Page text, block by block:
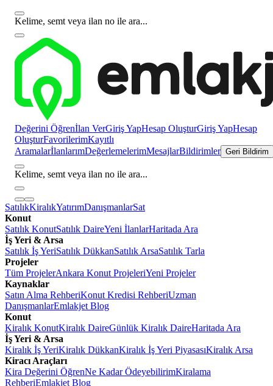
Kelime, semt veya ilan no ile ara...
Değerini Öğrenİlan VerGiriş YapHesap OluşturGiriş YapHesap
OluşturFavorilerimKayıtlı
AramalarİlanlarımDeğerlemelerimMesajlarBildirimler Geri Bildirim
Kelime, semt veya ilan no ile ara...
SatılıkKiralıkYatırımDanışmanlarSat
Konut
Satılık KonutSatılık DaireYeni İlanlarHaritada Ara
İş Yeri & Arsa
Satılık İş YeriSatılık DükkanSatılık ArsaSatılık Tarla
Projeler
Tüm ProjelerAnkara Konut ProjeleriYeni Projeler
Kaynaklar
Satın Alma RehberiKonut Kredisi RehberiUzman
DanışmanlarEmlakjet Blog
Konut
Kiralık KonutKiralık DaireGünlük Kiralık DaireHaritada Ara
İş Yeri & Arsa
Kiralık İş YeriKiralık DükkanKiralık İş Yeri PiyasasıKiralık Arsa
Kiracı Araçları
Kira Değerini ÖğrenNe Kadar ÖdeyebilirimKiralama
RehberiEmlakjet Blog